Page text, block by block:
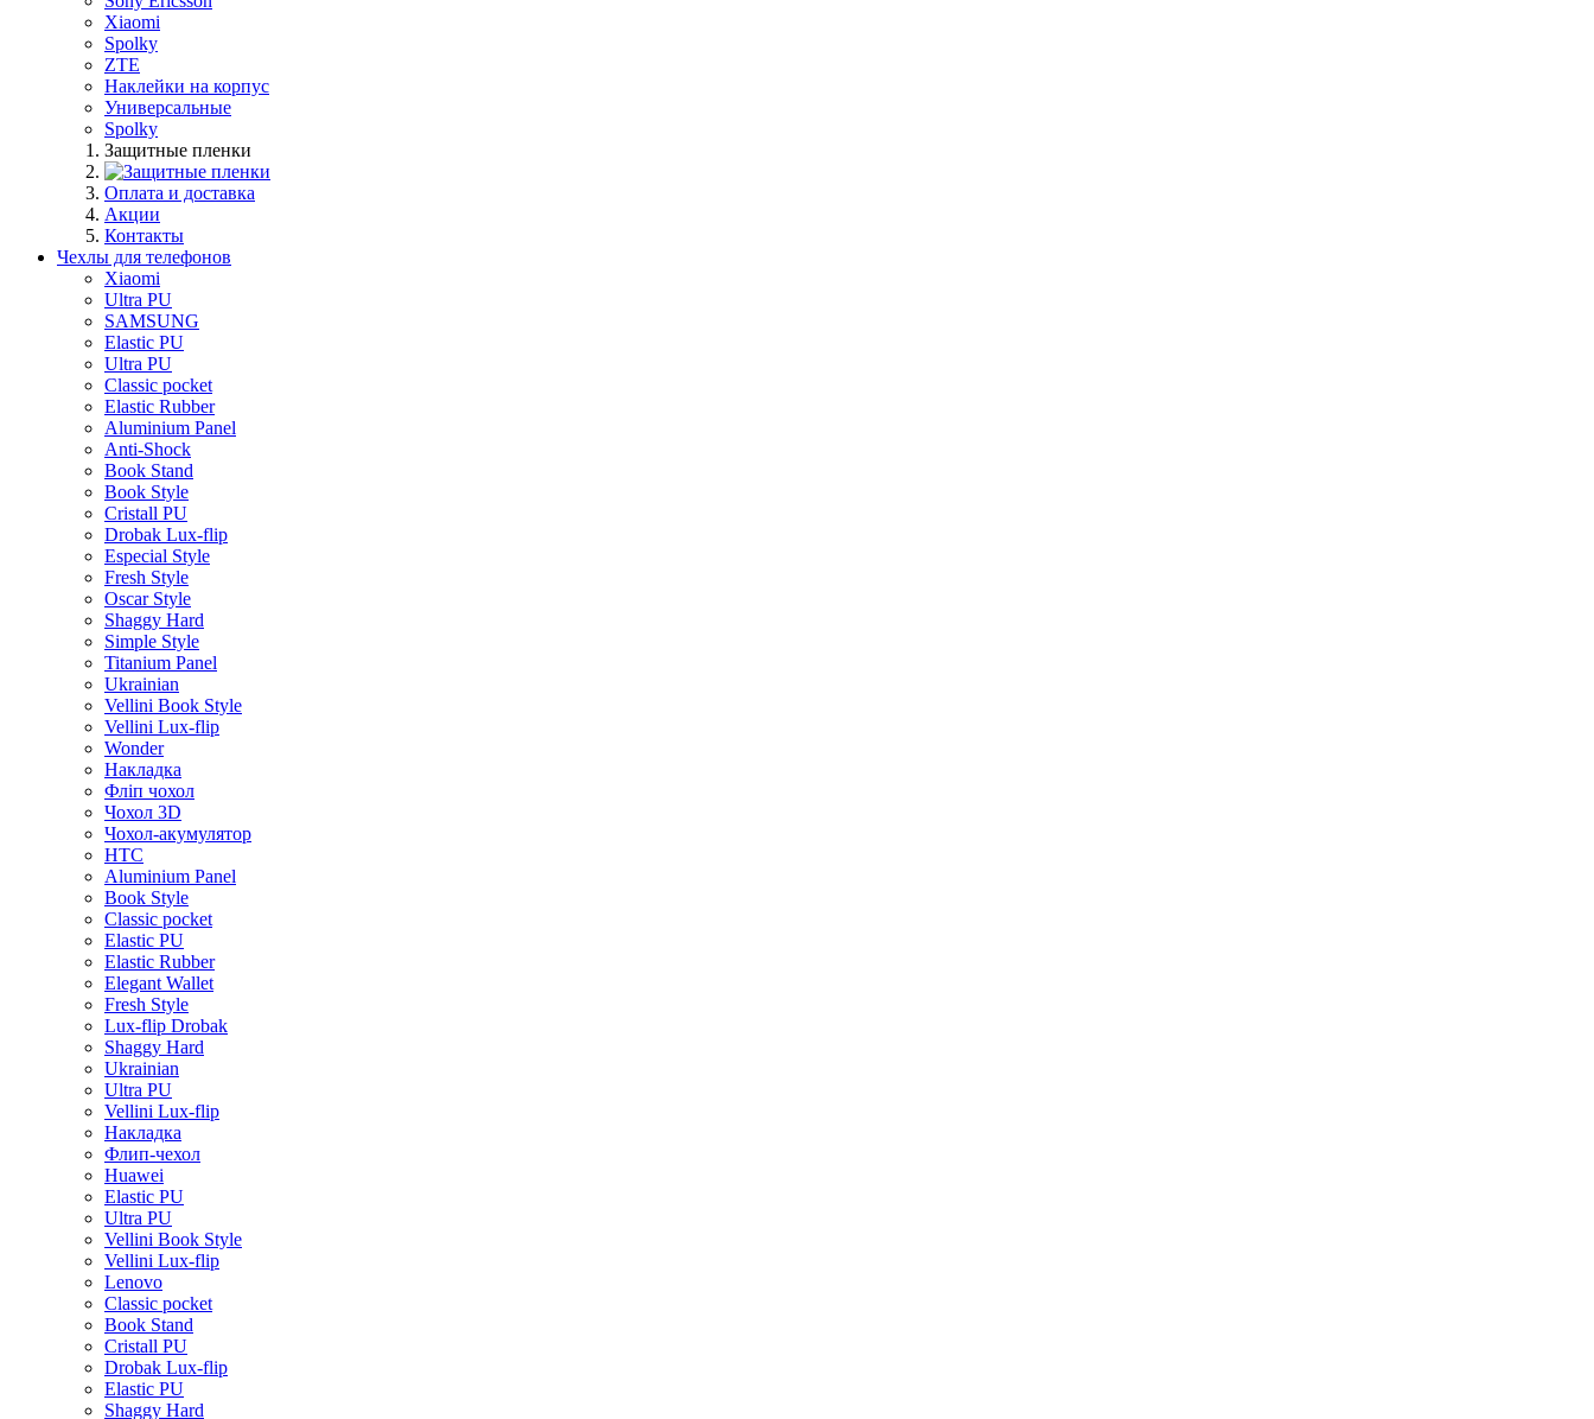
Xiaomi
Spolky
ZTE
Наклейки на корпус
Универсальные
Spolky
Защитные пленки
Оплата и доставка
Акции
Контакты
Чехлы для телефонов
Xiaomi
Ultra PU
SAMSUNG
Elastic PU
Ultra PU
Classic pocket
Elastic Rubber
Aluminium Panel
Anti-Shock
Book Stand
Book Style
Cristall PU
Drobak Lux-flip
Especial Style
Fresh Style
Oscar Style
Shaggy Hard
Simple Style
Titanium Panel
Ukrainian
Vellini Book Style
Vellini Lux-flip
Wonder
Накладка
Фліп чохол
Чохол 3D
Чохол-акумулятор
HTC
Aluminium Panel
Book Style
Classic pocket
Elastic PU
Elastic Rubber
Elegant Wallet
Fresh Style
Lux-flip Drobak
Shaggy Hard
Ukrainian
Ultra PU
Vellini Lux-flip
Накладка
Флип-чехол
Huawei
Elastic PU
Ultra PU
Vellini Book Style
Vellini Lux-flip
Lenovo
Classic pocket
Book Stand
Cristall PU
Drobak Lux-flip
Elastic PU
Shaggy Hard